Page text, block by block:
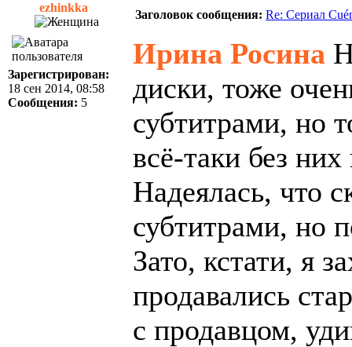
ezhinkka
Заголовок сообщения: Re: Сериал
Зарегистрирован:
18 сен 2014, 08:58
Сообщения: 5
Ирина Росина
диски, тоже
субтитрами, но
всё-таки без
Надеялась, что
субтитрами, но
Зато, кстати, я
продавались
с продавцом,